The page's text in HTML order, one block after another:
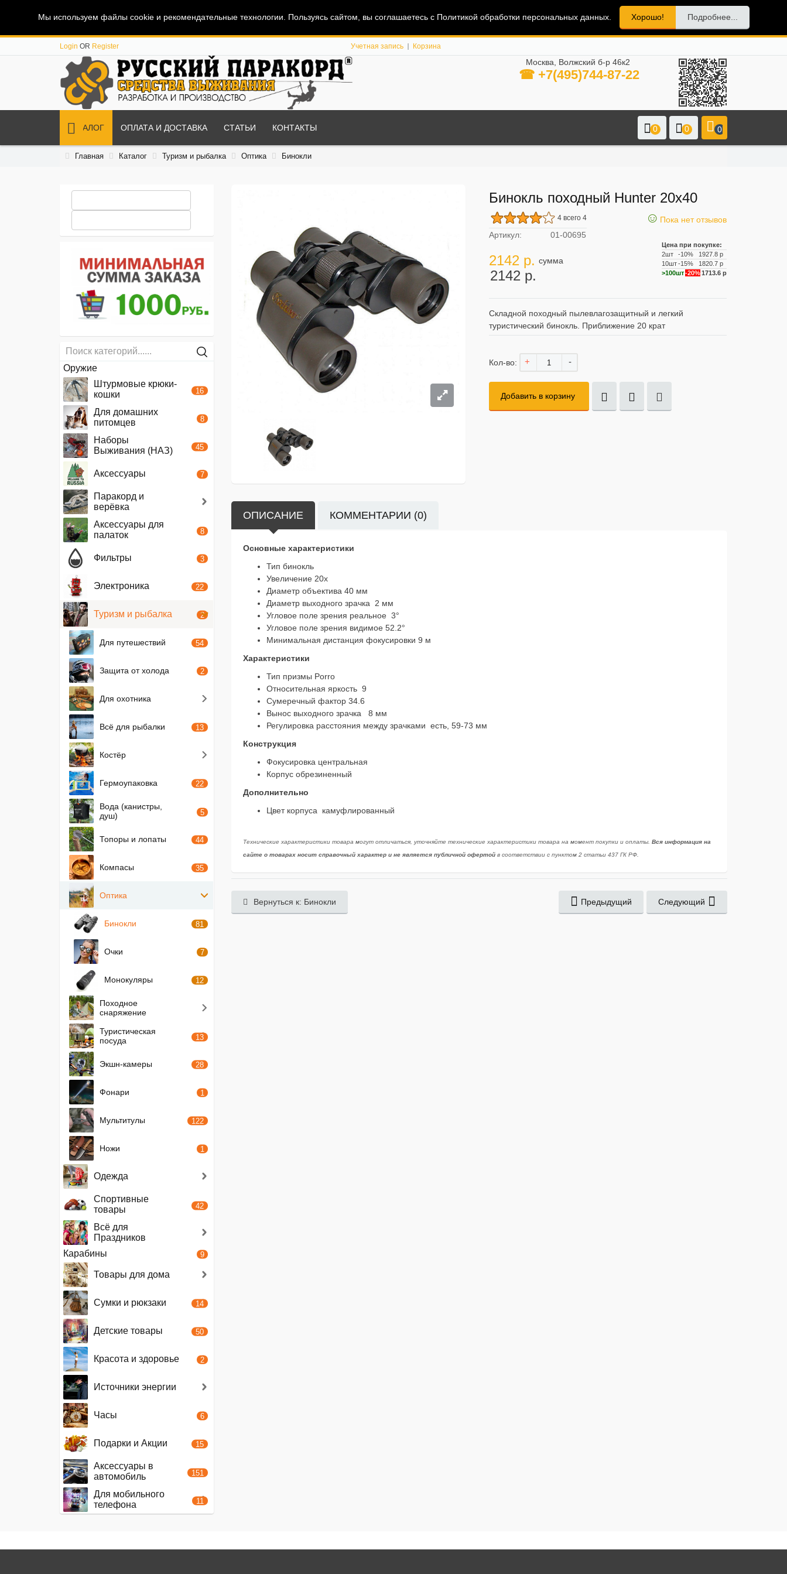
Мы используем файлы cookie и рекомендательные технологии. Пользуясь сайтом, вы соглашаетесь с Политикой обработки персональных данных. Хорошо! Подробнее...
Login OR Register Учетная запись Корзина
Москва, Волжский б-р 46к2
☎ +7(495)744-87-22
КАТАЛОГ ОПЛАТА И ДОСТАВКА СТАТЬИ КОНТАКТЫ 0 0 0
Главная Каталог Туризм и рыбалка Оптика Бинокли
Бинокль походный Hunter 20х40
4 всего 4 ☺ Пока нет отзывов
Артикул:
01-00695
2142 р. сумма
2142 р.
Цена при покупке:
2шт
-10%
1927.8 р
10шт -15%
1820.7 р
>100шт -20% 1713.6 р
Складной походный пылевлагозащитный и легкий
туристический бинокль. Приближение 20 крат
Кол-во: + -
Добавить в корзину
ОПИСАНИЕ КОММЕНТАРИИ (0)
Основные характеристики
Тип бинокль
Увеличение 20x
Диаметр объектива 40 мм
Диаметр выходного зрачка 2 мм
Угловое поле зрения реальное 3°
Угловое поле зрения видимое 52.2°
Минимальная дистанция фокусировки 9 м
Характеристики
Тип призмы Porro
Относительная яркость 9
Сумеречный фактор 34.6
Вынос выходного зрачка 8 мм
Регулировка расстояния между зрачками есть, 59-73 мм
Конструкция
Фокусировка центральная
Корпус обрезиненный
Дополнительно
Цвет корпуса камуфлированный
Технические характеристики товара могут отличаться, уточняйте технические характеристики товара на момент покупки и оплаты. Вся информация на
сайте о товарах носит справочный характер и не является публичной офертойв соответствии с пунктом 2 статьи 437 ГК РФ.
Вернуться к: Бинокли Предыдущий Следующий
Оружие
Штурмовые крюки-
кошки
16
Для домашних
питомцев
8
Наборы
Выживания (НАЗ)
45
Аксессуары 7
Паракорд и
верёвка
Аксессуары для
палаток
8
Фильтры 3
Электроника 22
Туризм и рыбалка 2
Для путешествий 54
Защита от холода 2
Для охотника
Всё для рыбалки 13
Костёр
Гермоупаковка 22
Вода (канистры,
душ)
5
Топоры и лопаты 44
Компасы 35
Оптика
Бинокли 81
Очки 7
Монокуляры 12
Походное
снаряжение
Туристическая
посуда
13
Экшн-камеры 28
Фонари 1
Мультитулы 122
Ножи 1
Одежда
Спортивные
товары
42
Всё для
Праздников
Карабины
9
Товары для дома
Сумки и рюкзаки 14
Детские товары 50
Красота и здоровье 2
Источники энергии
Часы 6
Подарки и Акции 15
Аксессуары в
автомобиль
151
Для мобильного
телефона
11